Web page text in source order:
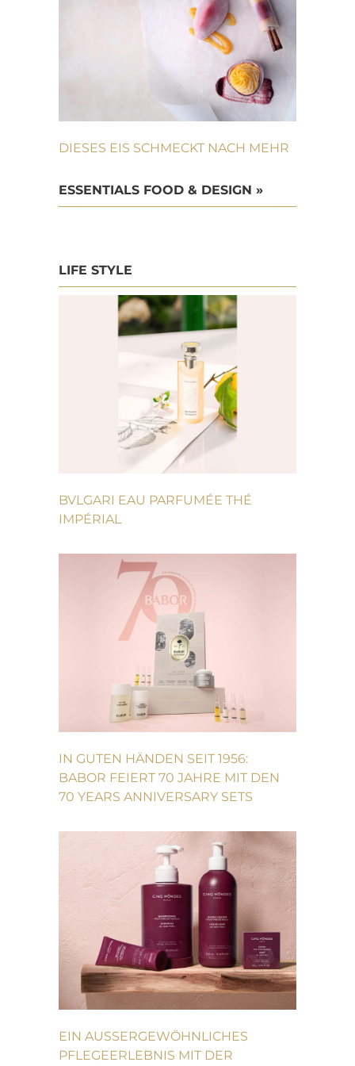
DIESES EIS SCHMECKT NACH MEHR
ESSENTIALS FOOD & DESIGN »
LIFE STYLE
BVLGARI EAU PARFUMÉE THÉ
IMPÉRIAL
IN GUTEN HÄNDEN SEIT 1956:
BABOR FEIERT 70 JAHRE MIT DEN
70 YEARS ANNIVERSARY SETS
EIN AUSSERGEWÖHNLICHES P
FLEGEERLEBNIS MIT DER H